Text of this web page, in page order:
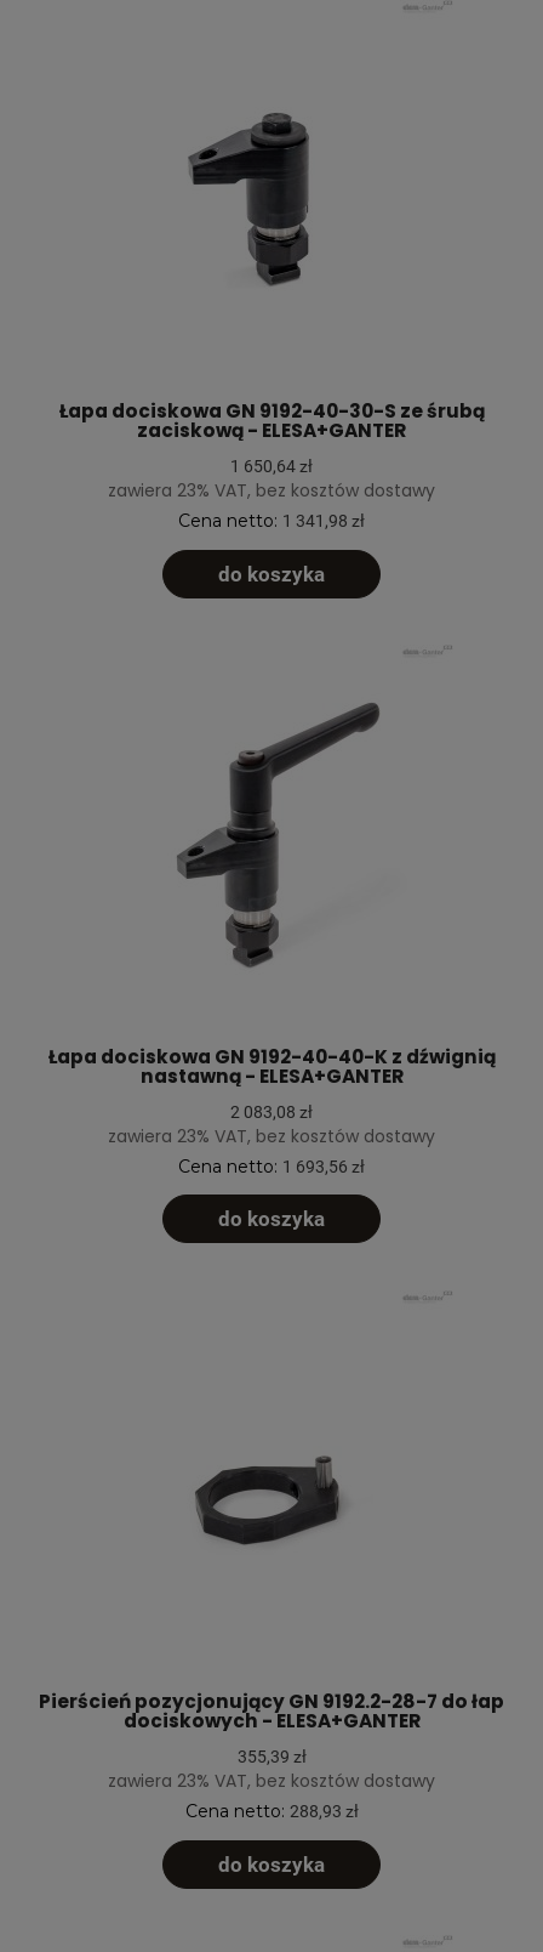
Łapa dociskowa GN 9192-40-30-S ze śrubą
zaciskową - ELESA+GANTER
1 650,64 zł
zawiera 23% VAT, bez kosztów dostawy
Cena netto: 1 341,98 zł
do koszyka
Łapa dociskowa GN 9192-40-40-K z dźwignią
nastawną - ELESA+GANTER
2 083,08 zł
zawiera 23% VAT, bez kosztów dostawy
Cena netto: 1 693,56 zł
do koszyka
Pierścień pozycjonujący GN 9192.2-28-7 do łap
dociskowych - ELESA+GANTER
355,39 zł
zawiera 23% VAT, bez kosztów dostawy
Cena netto: 288,93 zł
do koszyka